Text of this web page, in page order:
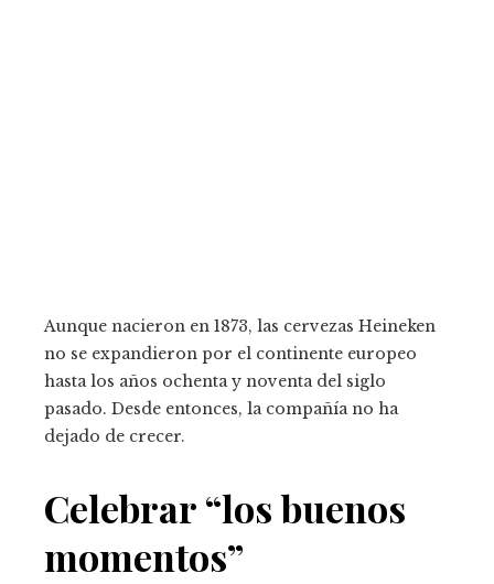
Aunque nacieron en 1873, las cervezas Heineken
no se expandieron por el continente europeo
hasta los años ochenta y noventa del siglo
pasado. Desde entonces, la compañía no ha
dejado de crecer.
Celebrar “los buenos
momentos”